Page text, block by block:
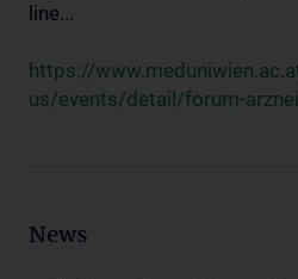
line...
https://
us/events/detail/forum-
News